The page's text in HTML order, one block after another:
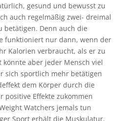
gesund und bewusst zu
auch regelmäßig zwei- dreimal
betätigen. Denn auch die
funktioniert nur dann, wenn der
Kalorien verbraucht, als er zu
könnte aber jeder Mensch viel
sich sportlich mehr betätigen
dem Körper durch die
positive Effekte zukommen
Watchers jemals tun
Sport erhält die Muskulatur,